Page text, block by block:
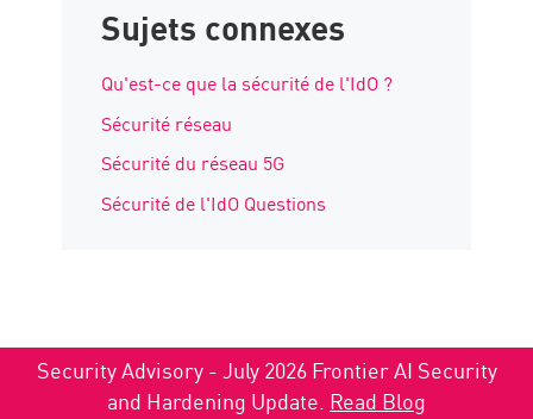
Sujets connexes
Qu'est-ce que la sécurité de l'IdO ?
Sécurité réseau
Sécurité du réseau 5G
Sécurité de l'IdO Questions
Security Advisory - July 2026 Frontier AI Security
and Hardening Update. Read Blog